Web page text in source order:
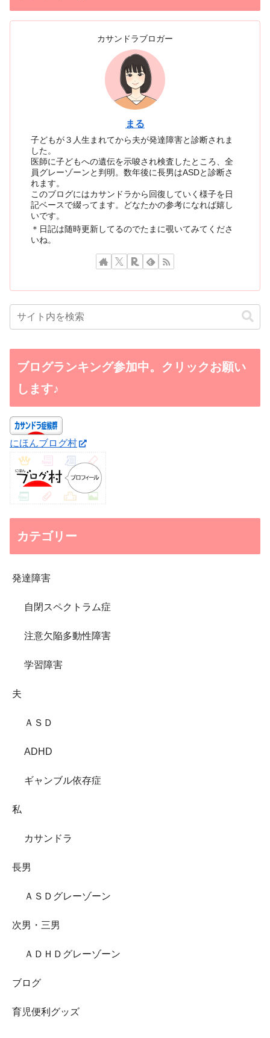
カサンドラブロガー
まる
子どもが３人生まれてから夫が発達障害と診断されま
した。
医師に子どもへの遺伝を示唆され検査したところ、全
員グレーゾーンと判明。数年後に長男はASDと診断さ
れます。
このブログにはカサンドラから回復していく様子を日
記ベースで綴ってます。どなたかの参考になれば嬉し
いです。
＊日記は随時更新してるのでたまに覗いてみてくださ
いね。
ブログランキング参加中。クリックお願い
します♪
にほんブログ村
カテゴリー
発達障害
自閉スペクトラム症
注意欠陥多動性障害
学習障害
夫
ＡＳＤ
ADHD
ギャンブル依存症
私
カサンドラ
長男
ＡＳＤグレーゾーン
次男・三男
ＡＤＨＤグレーゾーン
ブログ
育児便利グッズ